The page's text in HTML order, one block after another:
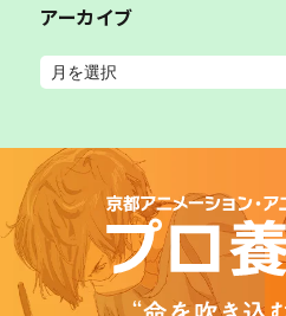
アーカイブ